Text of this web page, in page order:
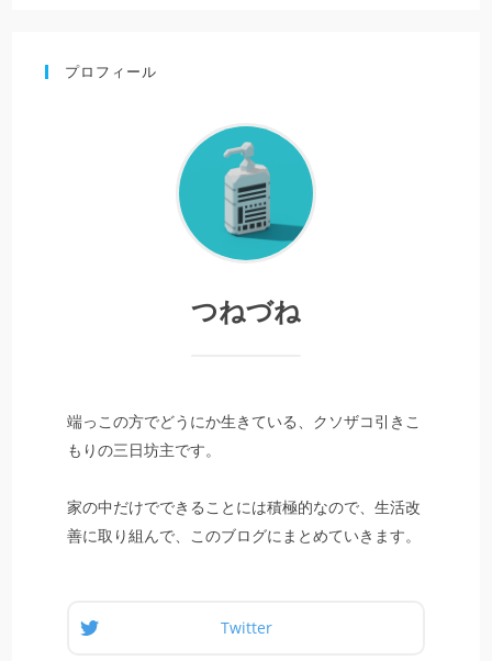
プロフィール
つねづね
端っこの方でどうにか生きている、クソザコ引きこ
もりの三日坊主です。
家の中だけでできることには積極的なので、生活改
善に取り組んで、このブログにまとめていきます。
Twitter